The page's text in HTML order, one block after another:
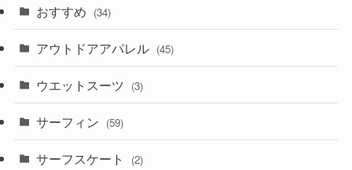
おすすめ (34)
アウトドアアパレル (45)
ウエットスーツ (3)
サーフィン (59)
サーフスケート (2)